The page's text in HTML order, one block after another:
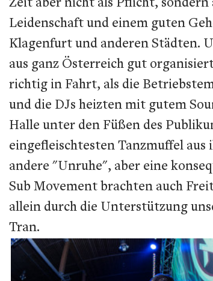
Leidenschaft und einem guten
Klagenfurt und anderen Städten.
aus ganz Österreich gut
richtig in Fahrt, als die
und die DJs heizten mit gutem
Halle unter den Füßen des
eingefleischtesten Tanzmuffel
andere "Unruhe", aber eine
Sub Movement brachten auch
allein durch die Unterstützung
Tran.